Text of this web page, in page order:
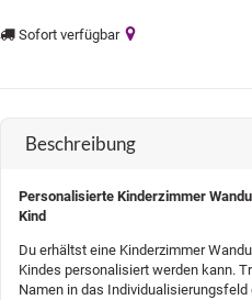
Sofort verfügbar
Beschreibung
Personalisierte Kinderzimmer
Kind
Du erhältst eine Kinderzimmer
Kindes personalisiert werden kann.
Namen in das